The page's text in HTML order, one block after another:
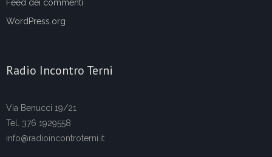
Feed dei commenti
WordPress.org
Radio Incontro Terni
Via Benucci 19/21
Tel. 376 1929558
info@radioincontroterni.it